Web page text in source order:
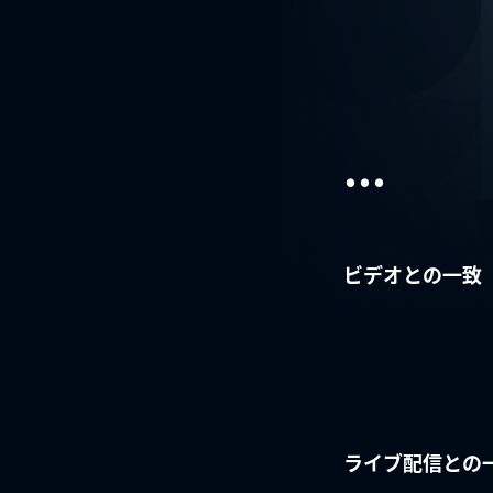
...
ビデオとの一致
ライブ配信との